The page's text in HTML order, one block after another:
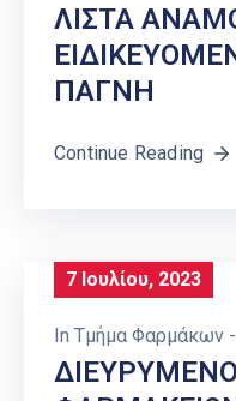
ΛΙΣΤΑ
ΠΑΓΝΗ
Continue Reading
7 Ιουλίου, 2023
In Τμήμα Φαρμάκων